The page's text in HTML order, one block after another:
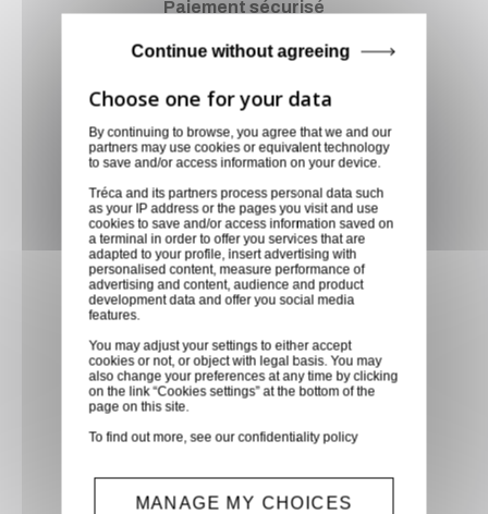
Paiement sécurisé
Paiement CB, virement,
Service client
Optez pour la tranquillité
d'esprit en confiant vos
demandes techniques et devis
à notre service clients par mail.
Notre équipe d'experts est
prête à vous fournir des
réponses rapides. Envoyez-
nous un mail aujourd'hui pour
bénéficier de conseils
recevoir un devis personnalisé,
adapté à vos besoins
spécifiques
By continuing to browse, you agree that we and our
partners may use cookies or equivalent technology
to save and/or access information on your device.
Tréca and its partners process personal data such
as your IP address or the pages you visit and use
cookies to save and/or access information saved on
a terminal in order to offer you services that are
adapted to your profile, insert advertising with
personalised content, measure performance of
advertising and content, audience and product
development data and offer you social media
features.
You may adjust your settings to either accept
cookies or not, or object with legal basis. You may
also change your preferences at any time by clicking
on the link “Cookies settings” at the bottom of the
page on this site.
To find out more, see ourconfidentiality policy
Continue without agreeing
MANAGE MY CHOICES